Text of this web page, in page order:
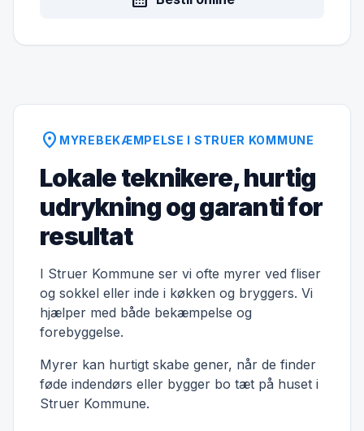
location_on MYREBEKÆMPELSE I STRUER KOMMUNE
Lokale teknikere, hurtig
udrykning og garanti for
resultat
I Struer Kommune ser vi ofte myrer ved fliser
og sokkel eller inde i køkken og bryggers. Vi
hjælper med både bekæmpelse og
forebyggelse.
Myrer kan hurtigt skabe gener, når de finder
føde indendørs eller bygger bo tæt på huset i
Struer Kommune.